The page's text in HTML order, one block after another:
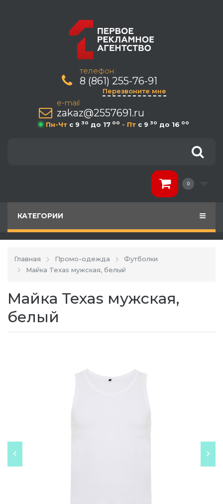
телефон:
8 (861) 255-76-91
Перезвоните мне
e-mail
zakaz@2557691.ru
Пн-Чт c 9 30 до 17 00 - Пт c 9 30 до 16 00
0
КАТЕГОРИИ
Главная Промо-одежда
Футболки
Майка Texas мужская, белый
Майка Texas мужская,
белый